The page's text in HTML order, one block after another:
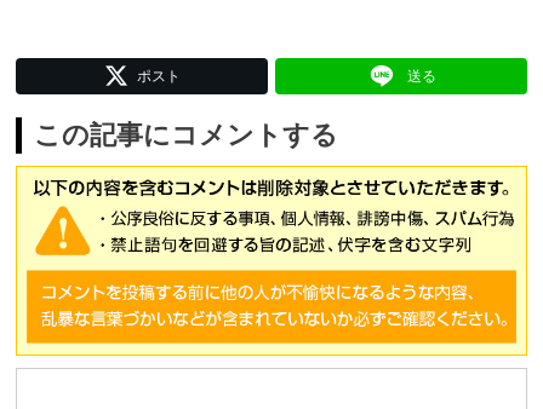
ポスト 送る
この記事にコメントする